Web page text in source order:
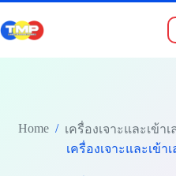
Skip
to
content
Home / เครื่องเจาะและเข้า
เครื่องเจาะและเข้